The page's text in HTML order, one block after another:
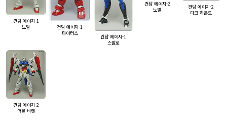
건담 에이지-1
노멀
건담 에이지-1
타이터스
건담 에이지-1
스팔로
건담 에이지-2
노멀
건담 에이지-2
다크 하운드
건담 에이지-2
더블 바렛